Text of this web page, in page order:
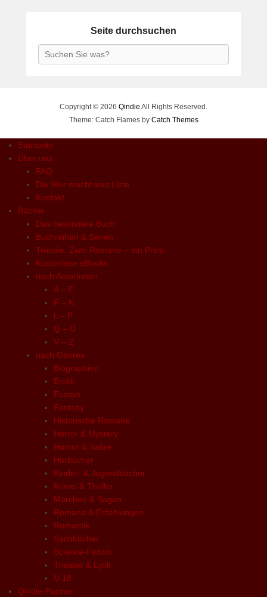
Seite durchsuchen
Search
Copyright © 2026 Qindie All Rights Reserved.
Theme: Catch Flames by Catch Themes
Startseite
Über uns
FAQ
Die Wer macht was Liste
Kontakt
Bücher
Das besondere Buch
Buchreihen & Serien
Twindie: Zwei Romane – ein Preis
Kostenlose eBooks
nach AutorInnen
A – E
F – K
L – P
Q – U
V – Z
nach Genres
Biographien
Erotik
Essays
Fantasy
Historische Romane
Horror & Mystery
Humor & Satire
Hörbücher
Kinder- & Jugendbücher
Krimis & Thriller
Märchen & Sagen
Romane & Erzählungen
Romantik
Sachbücher
Science-Fiction
Theater & Lyrik
U 18
Qindie-Partner